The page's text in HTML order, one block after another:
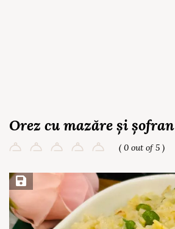
Orez cu mazăre și șofran
( 0 out of 5 )
Save Recipe